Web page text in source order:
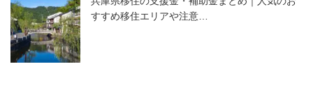
すすめ移住エリアや注意…